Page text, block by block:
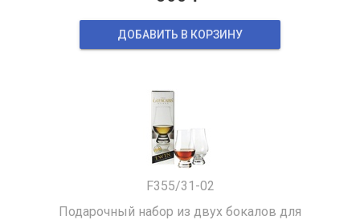
ДОБАВИТЬ В КОРЗИНУ
F355/31-02
Подарочный набор из двух бокалов для